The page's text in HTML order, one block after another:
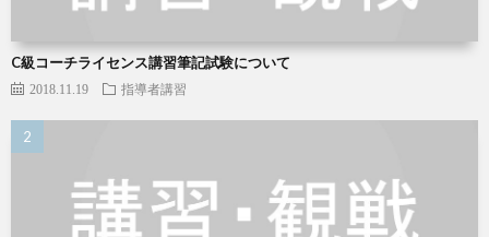
C級コーチライセンス講習筆記試験について
2018.11.19 指導者講習